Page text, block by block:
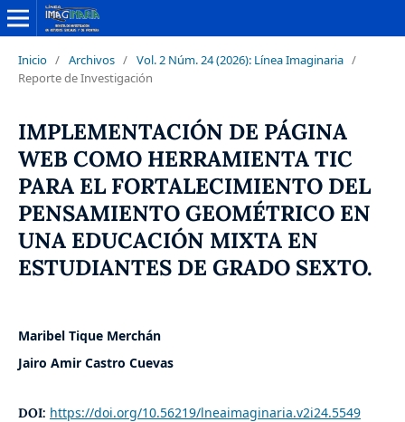
Inicio / Archivos / Vol. 2 Núm. 24 (2026): Línea Imaginaria /
Reporte de Investigación
IMPLEMENTACIÓN DE PÁGINA
WEB COMO HERRAMIENTA TIC
PARA EL FORTALECIMIENTO DEL
PENSAMIENTO GEOMÉTRICO EN
UNA EDUCACIÓN MIXTA EN
ESTUDIANTES DE GRADO SEXTO.
Maribel Tique Merchán
Jairo Amir Castro Cuevas
DOI: https://doi.org/10.56219/lneaimaginaria.v2i24.5549